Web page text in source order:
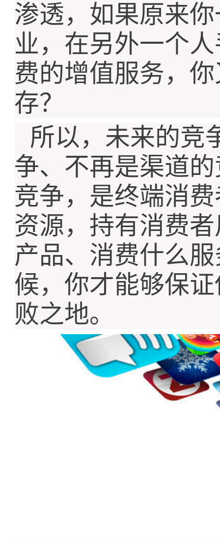
渗透，如果原来
业，在另外一个
费的增值服务，
存？
所以，未来的竞
争、不再是渠道
竞争，是终端消
资源，持有消费
产品、消费什么
候，你才能够保
败之地。